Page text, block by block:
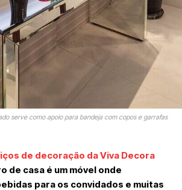
serve como apoio para bandeja com copos e garrafas
de decoração da Viva Decora
de casa é um móvel onde
para os convidados e muitas